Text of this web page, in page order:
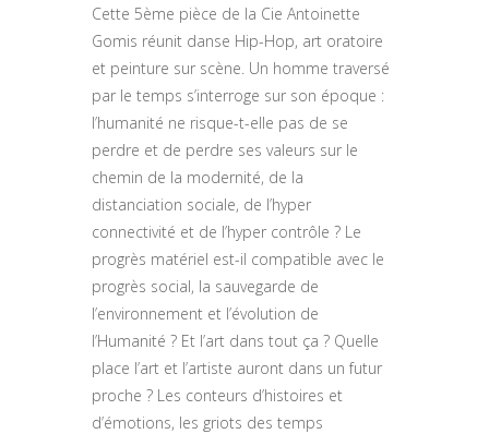
Cette 5ème pièce de la Cie Antoinette
Gomis réunit danse Hip-Hop, art oratoire
et peinture sur scène. Un homme traversé
par le temps s’interroge sur son époque :
l’humanité ne risque-t-elle pas de se
perdre et de perdre ses valeurs sur le
chemin de la modernité, de la
distanciation sociale, de l’hyper
connectivité et de l’hyper contrôle ? Le
progrès matériel est-il compatible avec le
progrès social, la sauvegarde de
l’environnement et l’évolution de
l’Humanité ? Et l’art dans tout ça ? Quelle
place l’art et l’artiste auront dans un futur
proche ? Les conteurs d’histoires et
d’émotions, les griots des temps